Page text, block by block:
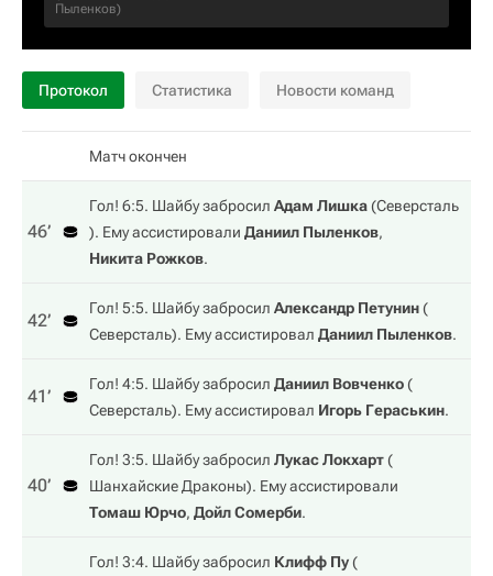
Пыленков)
Протокол Статистика Новости команд
Матч окончен
46‎’‎
Гол! 6:5. Шайбу забросил Адам Лишка(Северсталь
). Ему ассистировали Даниил Пыленков,
Никита Рожков.
42‎’‎
Гол! 5:5. Шайбу забросил Александр Петунин(
Северсталь). Ему ассистировал Даниил Пыленков.
41‎’‎
Гол! 4:5. Шайбу забросил Даниил Вовченко(
Северсталь). Ему ассистировал Игорь Гераськин.
40‎’‎
Гол! 3:5. Шайбу забросил Лукас Локхарт(
Шанхайские Драконы). Ему ассистировали
Томаш Юрчо, Дойл Сомерби.
Гол! 3:4. Шайбу забросил Клифф Пу(